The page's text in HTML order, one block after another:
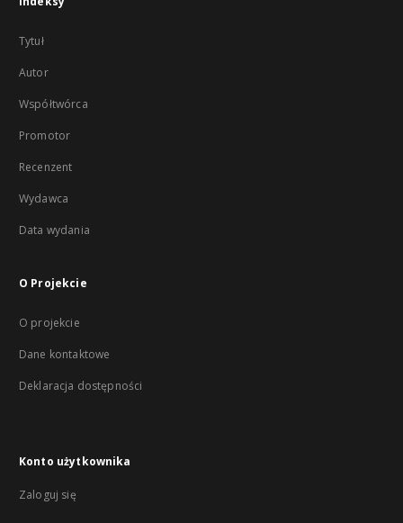
Tytuł
Autor
Współtwórca
Promotor
Recenzent
Wydawca
Data wydania
O Projekcie
O projekcie
Dane kontaktowe
Deklaracja dostępności
Konto użytkownika
Zaloguj się